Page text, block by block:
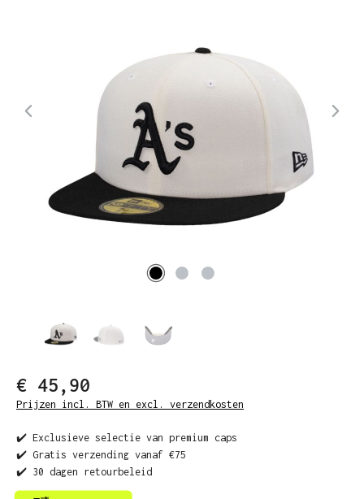
€ 45,90
Prijzen incl. BTW en excl. verzendkosten
✔️ Exclusieve selectie van premium caps
✔️ Gratis verzending vanaf €75
✔️ 30 dagen retourbeleid